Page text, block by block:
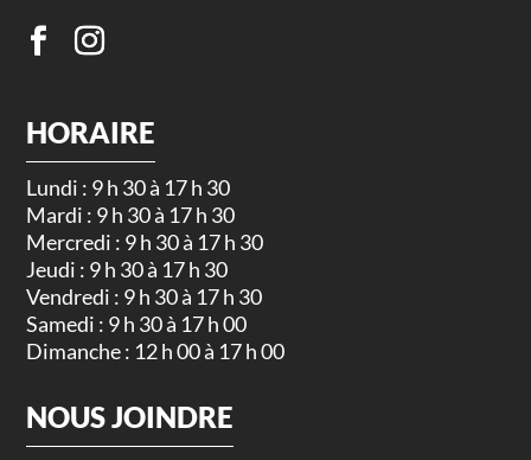
HORAIRE
Lundi : 9 h 30 à 17 h 30
Mardi : 9 h 30 à 17 h 30
Mercredi : 9 h 30 à 17 h 30
Jeudi : 9 h 30 à 17 h 30
Vendredi : 9 h 30 à 17 h 30
Samedi : 9 h 30 à 17 h 00
Dimanche : 12 h 00 à 17 h 00
NOUS JOINDRE